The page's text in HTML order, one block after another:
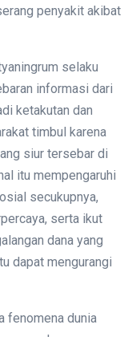
penyakit akibat
selaku
informasi dari
ketakutan dan
timbul karena
siur tersebar di
itu mempengaruhi
secukupnya,
serta ikut
dana yang
dapat mengurangi
fenomena dunia